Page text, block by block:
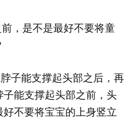
，是不是最好不要将童
能支撑起头部之后，再
能支撑起头部之前，头
不要将宝宝的上身竖立